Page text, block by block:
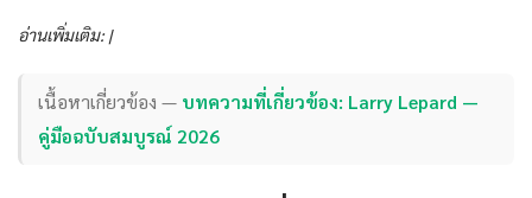
อ่านเพิ่มเติม: |
เนื้อหาเกี่ยวข้อง — บทความที่เกี่ยวข้อง: Larry Lepard —
คู่มือฉบับสมบูรณ์ 2026